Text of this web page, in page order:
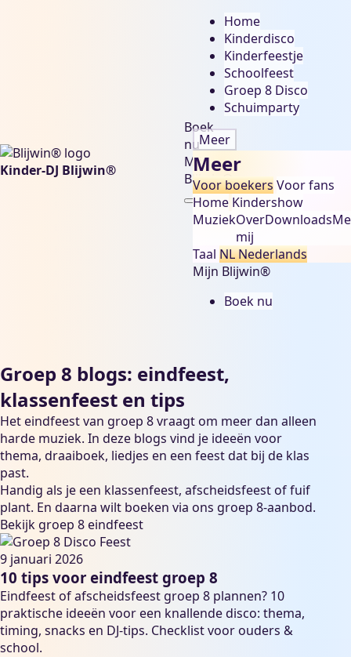
Kinder-DJ Blijwin®
Boek
nu
Mijn
Blijwin®
Home
Kinderdisco
Kinderfeestje
Schoolfeest
Groep 8 Disco
Schuimparty
Meer
Meer
Voor boekersVoor fans
Home Kindershow
MuziekOver
mij
Downloads
Taal NLNederlands
Mijn Blijwin®
Boek nu
Groep 8 blogs: eindfeest,
klassenfeest en tips
Het eindfeest van groep 8 vraagt om meer dan alleen
harde muziek. In deze blogs vind je ideeën voor
thema, draaiboek, liedjes en een feest dat bij de klas
past.
Handig als je een klassenfeest, afscheidsfeest of fuif
plant. En daarna wilt boeken via ons groep 8-aanbod.
Bekijk groep 8 eindfeest
9 januari 2026
10 tips voor eindfeest groep 8
Eindfeest of afscheidsfeest groep 8 plannen? 10
praktische ideeën voor een knallende disco: thema,
timing, snacks en DJ-tips. Checklist voor ouders &
school.